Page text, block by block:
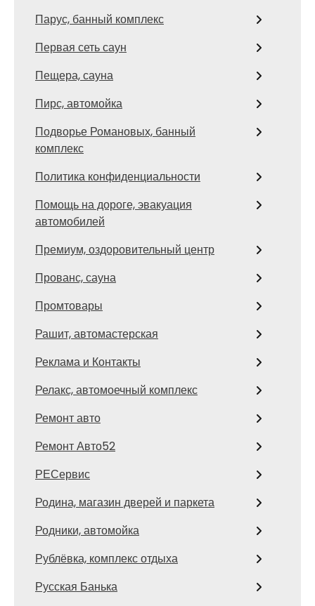
Парус, банный комплекс
Первая сеть саун
Пещера, сауна
Пирс, автомойка
Подворье Романовых, банный
комплекс
Политика конфиденциальности
Помощь на дороге, эвакуация
автомобилей
Премиум, оздоровительный центр
Прованс, сауна
Промтовары
Рашит, автомастерская
Реклама и Контакты
Релакс, автомоечный комплекс
Ремонт авто
Ремонт Авто52
РЕСервис
Родина, магазин дверей и паркета
Родники, автомойка
Рублёвка, комплекс отдыха
Русская Банька